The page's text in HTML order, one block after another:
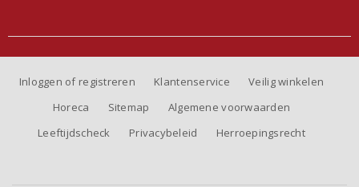
Inloggen of registreren Klantenservice
Veilig winkelen
Horeca
Sitemap
Algemene voorwaarden
Leeftijdscheck
Privacybeleid Herroepingsrecht